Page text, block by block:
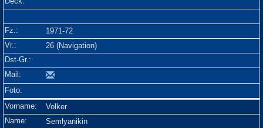
1971-72
26 (Navigation)
Volker
Semlyanikin